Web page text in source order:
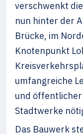
verschwenkt
nun hinter der
Brücke, im
Knotenpunkt
umfangreiche
und
Stadtwerke
Das Bauwerk